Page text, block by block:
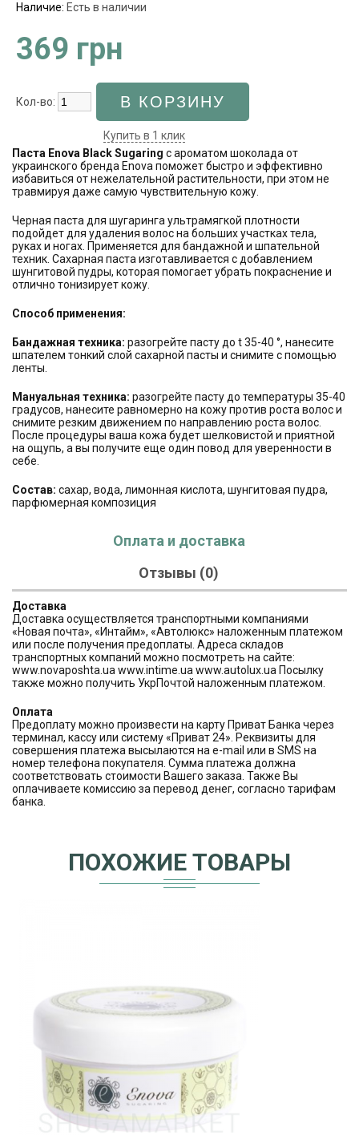
Наличие: Есть в наличии
369 грн
Кол-во:
Купить в 1 клик
Паста Enova Black Sugaring с ароматом шоколада от
украинского бренда Enova поможет быстро и эффективно
избавиться от нежелательной растительности, при этом не
травмируя даже самую чувствительную кожу.
Черная паста для шугаринга ультрамягкой плотности
подойдет для удаления волос на больших участках тела,
руках и ногах. Применяется для бандажной и шпательной
техник. Сахарная паста изготавливается с добавлением
шунгитовой пудры, которая помогает убрать покраснение и
отлично тонизирует кожу.
Способ применения:
Бандажная техника: разогрейте пасту до t 35-40 °, нанесите
шпателем тонкий слой сахарной пасты и снимите с помощью
ленты.
Мануальная техника: разогрейте пасту до температуры 35-40
градусов, нанесите равномерно на кожу против роста волос и
снимите резким движением по направлению роста волос.
После процедуры ваша кожа будет шелковистой и приятной
на ощупь, а вы получите еще один повод для уверенности в
себе.
Состав: сахар, вода, лимонная кислота, шунгитовая пудра,
парфюмерная композиция
Оплата и доставка
Отзывы (0)
Доставка
Доставка осуществляется транспортными компаниями
«Новая почта», «Интайм», «Автолюкс» наложенным платежом
или после получения предоплаты. Адреса складов
транспортных компаний можно посмотреть на сайте:
www.novaposhta.ua www.intime.ua www.autolux.ua Посылку
также можно получить УкрПочтой наложенным платежом.
Оплата
Предоплату можно произвести на карту Приват Банка через
терминал, кассу или систему «Приват 24». Реквизиты для
совершения платежа высылаются на e-mail или в SMS на
номер телефона покупателя. Сумма платежа должна
соответствовать стоимости Вашего заказа. Также Вы
оплачиваете комиссию за перевод денег, согласно тарифам
банка.
ПОХОЖИЕ ТОВАРЫ